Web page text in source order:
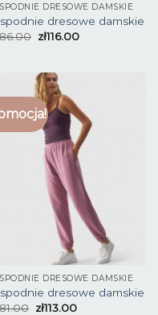
DRESOWE DAMSKIE
dresowe damskie
zł116.00
DRESOWE DAMSKIE
dresowe damskie
zł113.00